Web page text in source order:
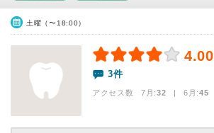
土曜（〜18:00）
4.00
3件
アクセス数 7月:32 | 6月:45